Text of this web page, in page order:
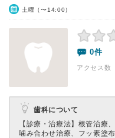
土曜（〜14:00）
0件
アクセス数
歯科について
【診療・治療法】 根管治療
噛み合わせ治療、フッ素塗布